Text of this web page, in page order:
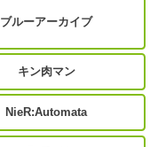
ブルーアーカイブ
キン肉マン
NieR:Automata